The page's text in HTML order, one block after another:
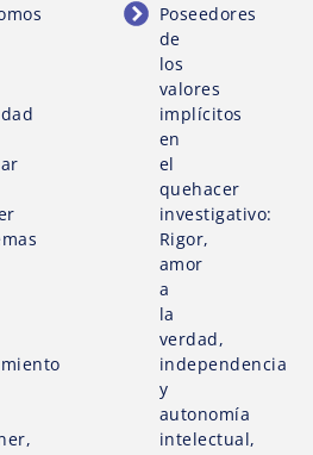
Poseedores
de
los
valores
implícitos
en
el
quehacer
investigativo:
Rigor,
amor
a
la
verdad,
independencia
y
autonomía
intelectual,